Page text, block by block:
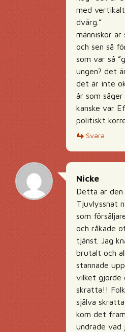
med
dvärg.”
människor är
och sen så
som var så
ungen? det
det är inte
år som
kanske var
politiskt
Svara
Nicke
Detta är den
Tjuvlyssnat
som
och råkade
tjänst. Jag
brutalt och
stannade
vilket gjorde
skratta!!
själva
kom det
undrade vad